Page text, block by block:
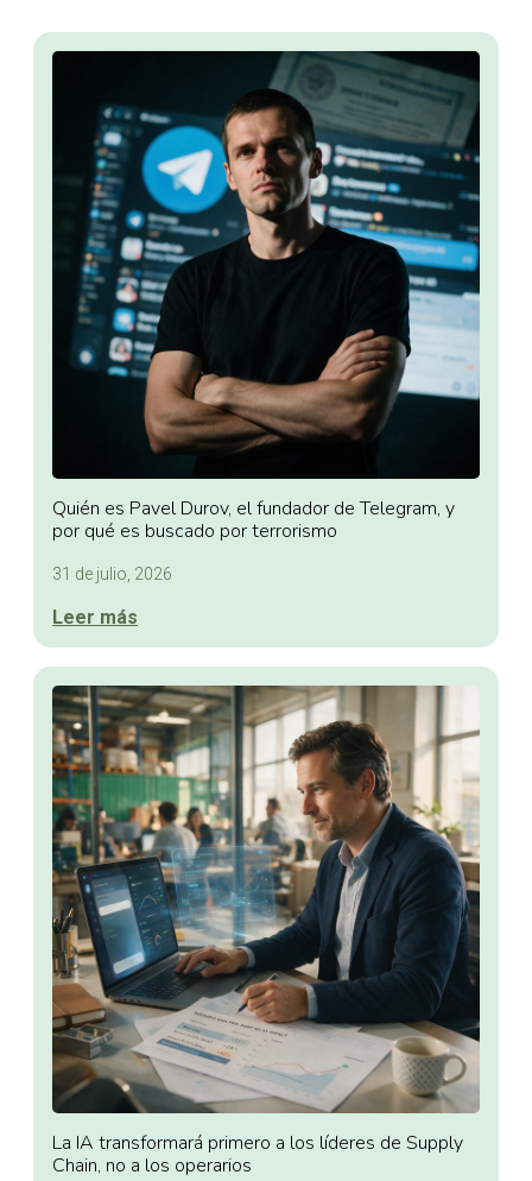
Quién es Pavel Durov, el fundador de Telegram, y
por qué es buscado por terrorismo
31 de julio, 2026
Leer más
La IA transformará primero a los líderes de Supply
Chain, no a los operarios